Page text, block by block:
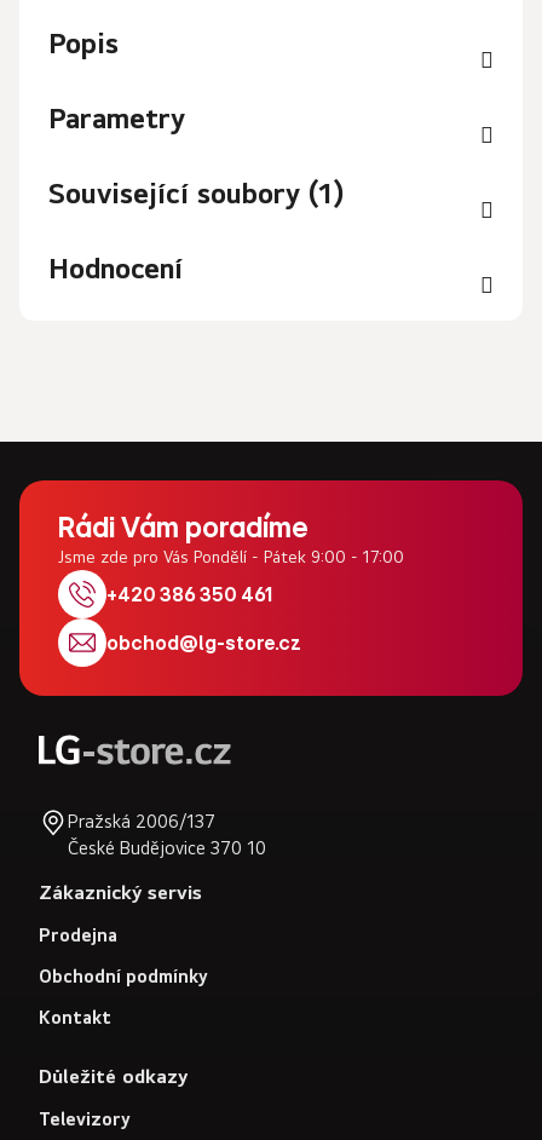
Popis
Parametry
Související soubory (1)
Hodnocení
Rádi Vám poradíme
Jsme zde pro Vás Pondělí - Pátek 9:00 - 17:00
+420 386 350 461
obchod@lg-store.cz
Pražská 2006/137
České Budějovice 370 10
Zákaznický servis
Prodejna
Obchodní podmínky
Kontakt
Důležité odkazy
Televizory